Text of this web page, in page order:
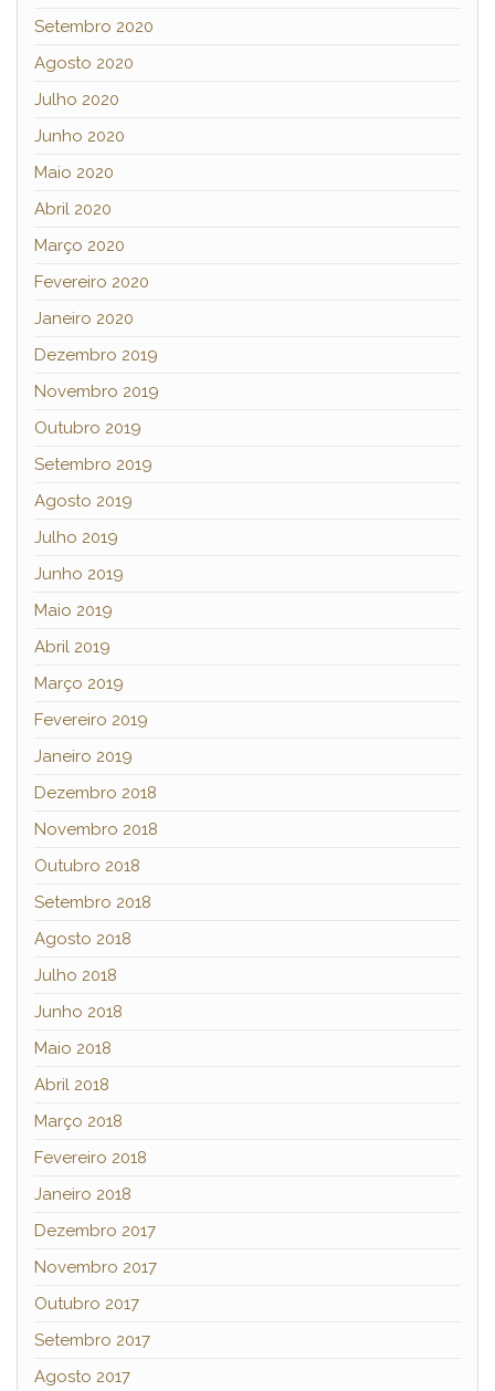
Setembro 2020
Agosto 2020
Julho 2020
Junho 2020
Maio 2020
Abril 2020
Março 2020
Fevereiro 2020
Janeiro 2020
Dezembro 2019
Novembro 2019
Outubro 2019
Setembro 2019
Agosto 2019
Julho 2019
Junho 2019
Maio 2019
Abril 2019
Março 2019
Fevereiro 2019
Janeiro 2019
Dezembro 2018
Novembro 2018
Outubro 2018
Setembro 2018
Agosto 2018
Julho 2018
Junho 2018
Maio 2018
Abril 2018
Março 2018
Fevereiro 2018
Janeiro 2018
Dezembro 2017
Novembro 2017
Outubro 2017
Setembro 2017
Agosto 2017